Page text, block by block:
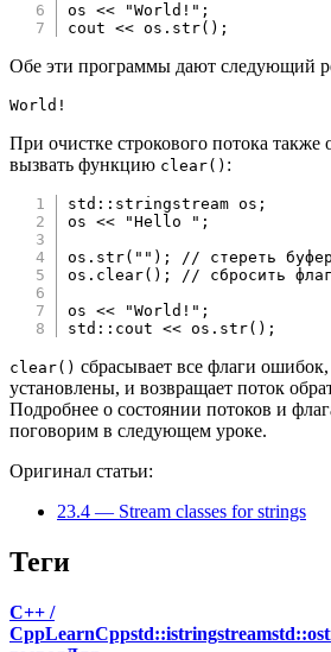
os << "World!" ;
cout << os . str( ) ;
Обе эти программы дают следующий
World!
При очистке строкового потока также
вызвать функцию clear() :
std :: stringstream os ;
os << "Hello " ;
os . str( "" ) ;
// стереть буфер
os . clear( ) ;
// сбросить
os << "World!" ;
std :: cout << os . str( ) ;
clear() сбрасывает все флаги
установлены, и возвращает поток
Подробнее о состоянии потоков и
поговорим в следующем уроке.
Оригинал статьи:
23.4 — Stream classes for strings
Теги
C++ /
CppLearnCppstd::istringstream